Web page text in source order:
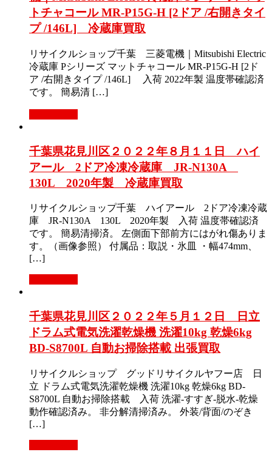
トチャコール MR-P15G-H [2ドア /右開きタイ
プ /146L] 冷蔵庫買取
リサイクルショップ千葉 三菱電機｜Mitsubishi Electric
冷蔵庫 Pシリーズ マットチャコール MR-P15G-H [2ド
ア /右開きタイプ /146L] 入荷 2022年製 温度帯確認済
です。 簡易清 […]
千葉県花見川区２０２２年８月１１日 ハイ
アール 2ドア冷凍冷蔵庫 JR-N130A
130L 2020年製 冷蔵庫買取
リサイクルショップ千葉 ハイアール 2ドア冷凍冷蔵
庫 JR-N130A 130L 2020年製 入荷 温度帯確認済
です。 簡易清掃済。 左側面下部前方にはがれ傷ありま
す。（画像参照） 付属品：取説・氷皿 ・幅474mm、
[…]
千葉県花見川区２０２２年５月１２日 日立
ドラム式電気洗濯乾燥機 洗濯10kg 乾燥6kg
BD-S8700L 自動お掃除搭載 出張買取
リサイクルショップ グッドリサイクルヤフー店 日
立 ドラム式電気洗濯乾燥機 洗濯10kg 乾燥6kg BD-
S8700L 自動お掃除搭載 入荷 洗濯-すすぎ-脱水-乾燥
動作確認済み。 非分解清掃済み。 外装/背面/のぞき
[…]